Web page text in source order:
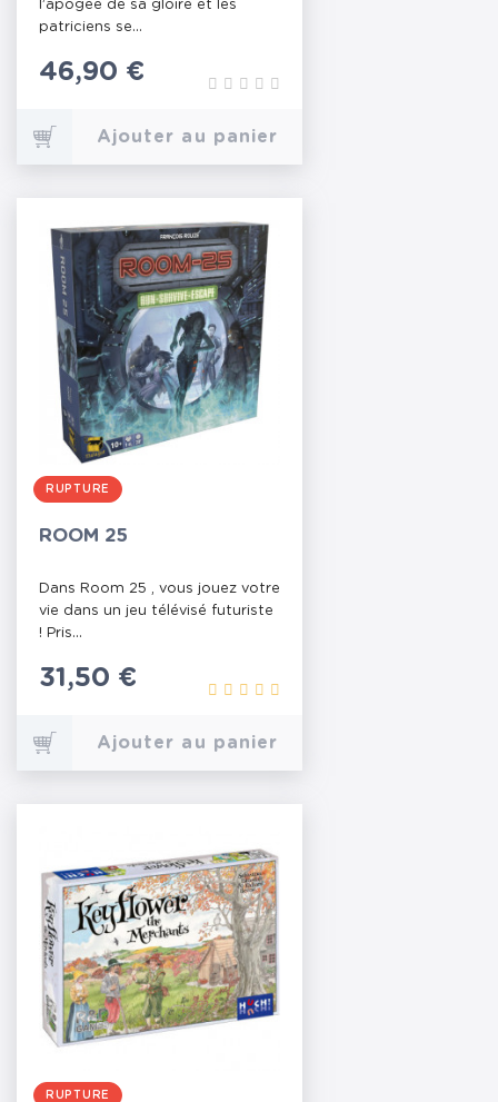
l’apogée de sa gloire et les
patriciens se...
Prix
46,90 €
Ajouter au panier
RUPTURE
ROOM 25
Dans Room 25 , vous jouez votre
vie dans un jeu télévisé futuriste
! Pris...
Prix
31,50 €
Ajouter au panier
RUPTURE